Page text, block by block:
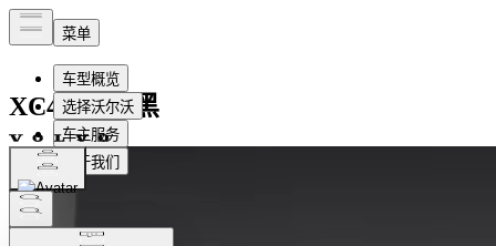
XC40 极夜黑
预约试驾
即刻订购
即刻订购预约试驾